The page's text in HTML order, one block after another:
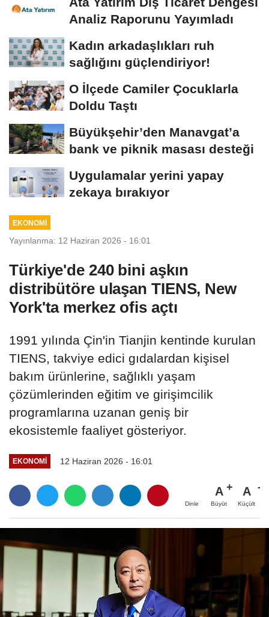
Analiz Raporunu Yayımladı
Kadın arkadaşlıkları ruh
sağlığını güçlendiriyor!
O İlçede Camiler Çocuklarla
Doldu Taştı
Büyükşehir’den Manavgat’a
bank ve piknik masası desteği
Uygulamalar yerini yapay
zekaya bırakıyor
EKONOMİ
Yayınlanma: 12 Haziran 2026 - 16:01
Türkiye'de 240 bini aşkın
distribütöre ulaşan TIENS, New
York'ta merkez ofis açtı
1991 yılında Çin'in Tianjin kentinde kurulan
TIENS, takviye edici gıdalardan kişisel
bakım ürünlerine, sağlıklı yaşam
çözümlerinden eğitim ve girişimcilik
programlarına uzanan geniş bir
ekosistemle faaliyet gösteriyor.
EKONOMİ 12 Haziran 2026 - 16:01
Dinle
A
Büyüt
A
Küçült